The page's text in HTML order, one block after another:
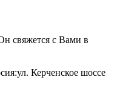
свяжется с Вами в
Керченское шоссе